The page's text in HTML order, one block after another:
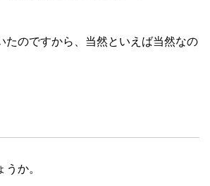
たのですから、当然といえば当然なの
か。